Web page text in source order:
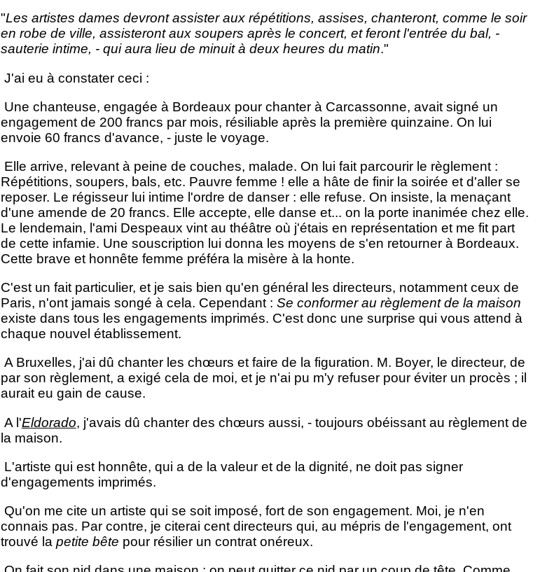
"Les artistes dames devront assister aux répétitions, assises, chanteront, comme le soir
en robe de ville, assisteront aux soupers après le concert, et feront l'entrée du bal, -
sauterie intime, - qui aura lieu de minuit à deux heures du matin."
J'ai eu à constater ceci :
Une chanteuse, engagée à Bordeaux pour chanter à Carcassonne, avait signé un
engagement de 200 francs par mois, résiliable après la première quinzaine. On lui
envoie 60 francs d'avance, - juste le voyage.
Elle arrive, relevant à peine de couches, malade. On lui fait parcourir le règlement :
Répétitions, soupers, bals, etc. Pauvre femme ! elle a hâte de finir la soirée et d'aller se
reposer. Le régisseur lui intime l'ordre de danser : elle refuse. On insiste, la menaçant
d'une amende de 20 francs. Elle accepte, elle danse et... on la porte inanimée chez elle.
Le lendemain, l'ami Despeaux vint au théâtre où j'étais en représentation et me fit part
de cette infamie. Une souscription lui donna les moyens de s'en retourner à Bordeaux.
Cette brave et honnête femme préféra la misère à la honte.
C'est un fait particulier, et je sais bien qu'en général les directeurs, notamment ceux de
Paris, n'ont jamais songé à cela. Cependant : Se conformer au règlement de la maison
existe dans tous les engagements imprimés. C'est donc une surprise qui vous attend à
chaque nouvel établissement.
A Bruxelles, j'ai dû chanter les chœurs et faire de la figuration. M. Boyer, le directeur, de
par son règlement, a exigé cela de moi, et je n'ai pu m'y refuser pour éviter un procès ; il
aurait eu gain de cause.
A l'Eldorado, j'avais dû chanter des chœurs aussi, - toujours obéissant au règlement de
la maison.
L'artiste qui est honnête, qui a de la valeur et de la dignité, ne doit pas signer
d'engagements imprimés.
Qu'on me cite un artiste qui se soit imposé, fort de son engagement. Moi, je n'en
connais pas. Par contre, je citerai cent directeurs qui, au mépris de l'engagement, ont
trouvé la petite bête pour résilier un contrat onéreux.